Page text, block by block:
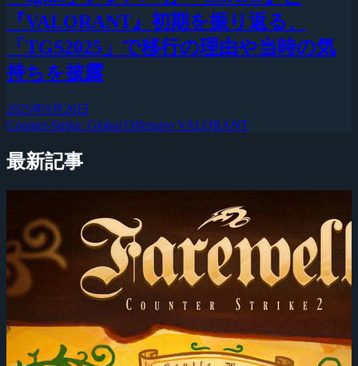
『VALORANT』初期を振り返る、
「TGS2025」で移行の理由や当時の気
持ちを披露
2025年9月26日
Counter-Strike: Global Offensive VALORANT
最新記事